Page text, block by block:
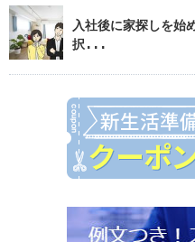
入社後に家探しを始
択...